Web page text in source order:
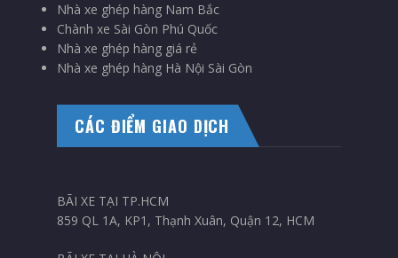
Nhà xe ghép hàng Nam Bắc
Chành xe Sài Gòn Phú Quốc
Nhà xe ghép hàng giá rẻ
Nhà xe ghép hàng Hà Nội Sài Gòn
CÁC ĐIỂM GIAO DỊCH
BÃI XE TẠI TP.HCM
859 QL 1A, KP1, Thạnh Xuân, Quận 12, HCM